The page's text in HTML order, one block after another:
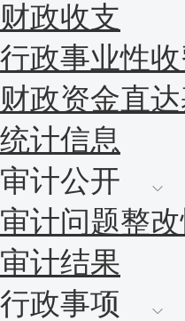
财政收支
行政事业性收
财政资金直
统计信息
审计公开
审计问题整
审计结果
行政事项